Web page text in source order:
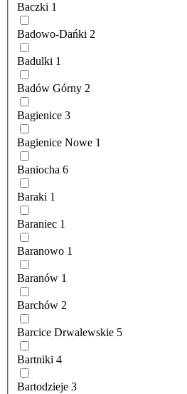
Baczki 1
Badowo-Dańki 2
Badulki 1
Badów Górny 2
Bagienice 3
Bagienice Nowe 1
Baniocha 6
Baraki 1
Baraniec 1
Baranowo 1
Baranów 1
Barchów 2
Barcice Drwalewskie 5
Bartniki 4
Bartodzieje 3